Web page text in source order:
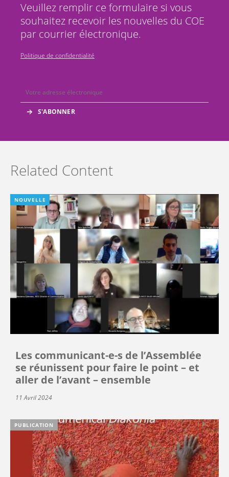
Veuillez remplir ce formulaire si vous
souhaitez recevoir les nouvelles du COE
par courrier électronique.
Politique de confidentialité
Related Content
NOUVELLE
Les communicant-e-s de l’Assemblée
se réunissent pour faire le point – et
aller de l’avant – ensemble
11 Avril 2024
PUBLICATION